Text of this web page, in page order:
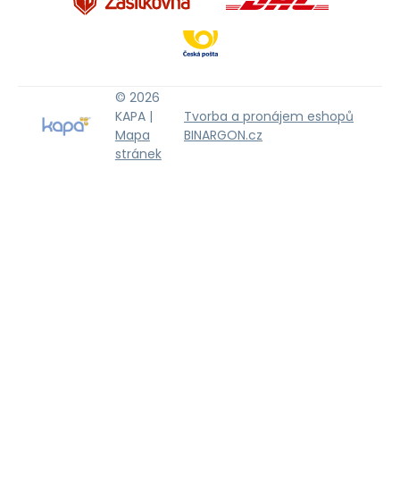
© 2026
KAPA |
Mapa
stránek
Tvorba a pronájem eshopů
BINARGON.cz